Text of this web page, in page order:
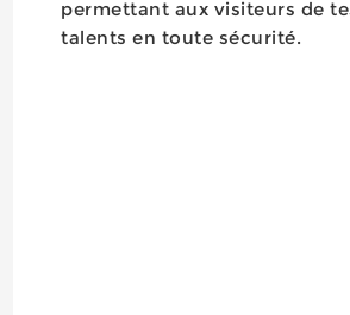
permettant aux visiteurs de
talents en toute sécurité.